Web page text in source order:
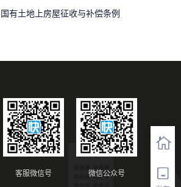
· 国有土地上房屋征收与补偿条例
微信公众号
客服微信号